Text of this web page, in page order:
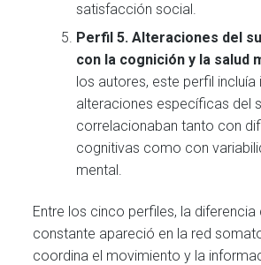
satisfacción social.
Perfil 5. Alteraciones del
con la cognición y la salud
los autores, este perfil incluía
alteraciones específicas del
correlacionaban tanto con
cognitivas como con
mental.
Entre los cinco perfiles, la diferencia
constante apareció en la red
coordina el movimiento y la